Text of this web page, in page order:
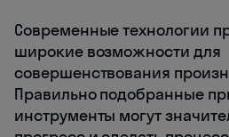
Современные технологии
широкие возможности для
совершенствования
Правильно подобранные
инструменты могут